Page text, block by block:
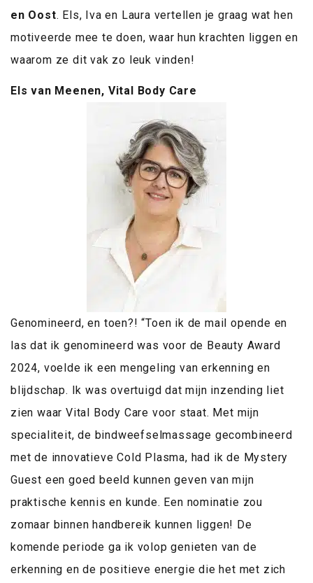
en Oost. Els, Iva en Laura vertellen je graag wat hen
motiveerde mee te doen, waar hun krachten liggen en
waarom ze dit vak zo leuk vinden!
Els van Meenen, Vital Body Care
Genomineerd, en toen?! “Toen ik de mail opende en
las dat ik genomineerd was voor de Beauty Award
2024, voelde ik een mengeling van erkenning en
blijdschap. Ik was overtuigd dat mijn inzending liet
zien waar Vital Body Care voor staat. Met mijn
specialiteit, de bindweefselmassage gecombineerd
met de innovatieve Cold Plasma, had ik de Mystery
Guest een goed beeld kunnen geven van mijn
praktische kennis en kunde. Een nominatie zou
zomaar binnen handbereik kunnen liggen! De
komende periode ga ik volop genieten van de
erkenning en de positieve energie die het met zich